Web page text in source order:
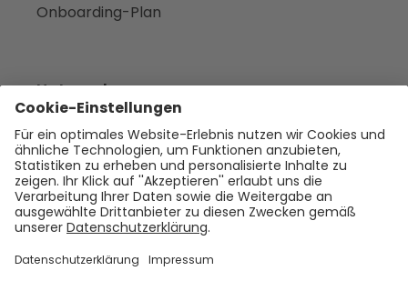
Onboarding-Plan
Unternehmen
Empfehlen
Über uns
Presse
Karriere
Rechtliches